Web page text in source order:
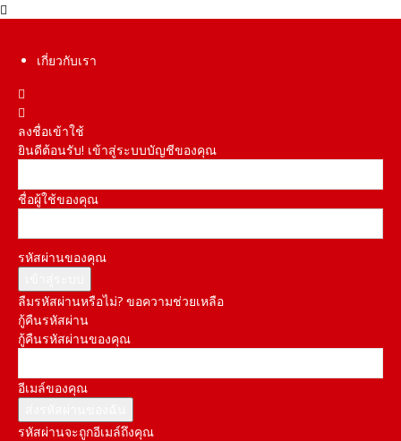
เกี่ยวกับเรา
ลงชื่อเข้าใช้
ยินดีต้อนรับ! เข้าสู่ระบบบัญชีของคุณ
ชื่อผู้ใช้ของคุณ
รหัสผ่านของคุณ
ลืมรหัสผ่านหรือไม่? ขอความช่วยเหลือ
กู้คืนรหัสผ่าน
กู้คืนรหัสผ่านของคุณ
อีเมล์ของคุณ
รหัสผ่านจะถูกอีเมล์ถึงคุณ